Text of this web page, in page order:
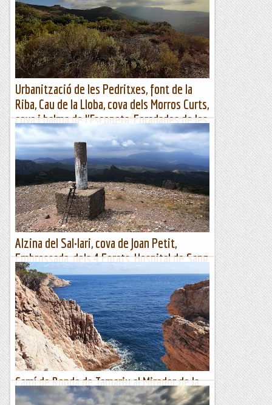
la Lloba, font de la Riba, Torrota Obac, Roca Corb i Caus
CrematsWikiloc | Ruta Urb. Pedritxes, cova Escopeta,...
Muntanya
Urbanització de les Pedritxes, font de la
Riba, Cau de la Lloba, cova dels Morros Curts,
cova i balma de l'Escopeta, Foradades de les
Pedritxes i turó de la Moleta
Urb. Pedritxes, font de la Riba, Cau de la Lloba, cova Morros
Curts i de l'Escopeta, foradades de les Pedritxes i la Moleta
Wikiloc | Ruta Urb. Pedritxes,...
Muntanya
Alzina del Sal·lari, cova de Joan Petit,
Embrossada, dels 4 Forats, Hospital de Sang
i Morta; turó de la Fosca i de Tres Creus
Alzina Sal·lari, cova de Joan Petit, Embrossada, dels 4 Forats,
Hospital de Sang i Morta; turó de la Fosca i de Tres Creus
Wikiloc | Ruta...
Muntanya
Camí de Ronda de Tamariu al Mirador de la
Cova d'en Gispert